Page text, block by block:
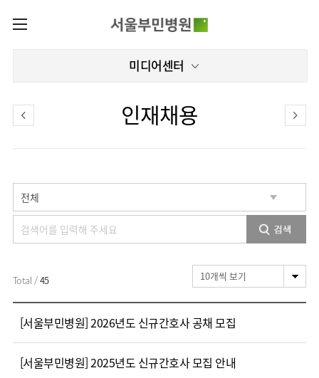
로그인
증명서발급내역
센터
로봇인공관절센터
척추내시경센터
김용정
척추변형센터
인공신장센터
소화기센터
특수치료내시경센터
진료안내
진료과 전체보기
정형외과
신경외과
소화기내과
신장내과
내분비내과
의료진
클리닉
아시아고관절내시경클리닉
연골재생클리닉
진료시간표
지역응급의료기관
퇴원/
병문안
입원생활안내
층별안내
편의시설
비급여진료비
진료상담콜센터
주차시설안내
오시는길
병원소개
병원장인사말
비전과
Why
연혁
진료협력센터
미디어센터
언론보도
인재채용
칭찬합시다
부민병원
이사장소개
핵심가치
HI
부민스토리
사회공헌
언론보도
건강토크
KOR
RUS
미디어센터
인재채용
Total /45
[서울부민병원] 2026년도 신규간호사 공채 모집
[서울부민병원] 2025년도 신규간호사 모집 안내